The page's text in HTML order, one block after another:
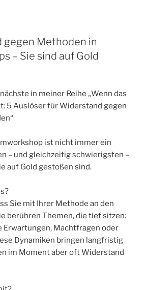
gegen Methoden in
– Sie sind auf Gold
in meiner Reihe „Wenn das
5 Auslöser für Widerstand gegen
ist nicht immer ein
– und gleichzeitig schwierigsten –
auf Gold gestoßen sind.
Sie mit Ihrer Methode an den
berühren Themen, die tief sitzen:
Erwartungen, Machtfragen oder
Dynamiken bringen langfristig
im Moment aber oft Widerstand